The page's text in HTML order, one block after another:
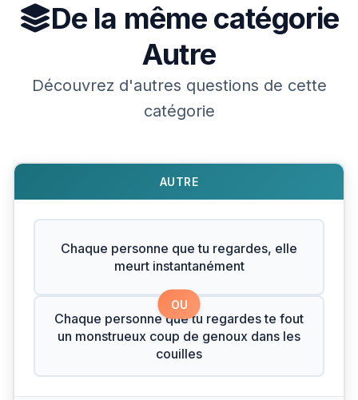
De la même catégorie
Autre
Découvrez d'autres questions de cette
catégorie
AUTRE
Chaque personne que tu regardes, elle
meurt instantanément
OU
Chaque personne que tu regardes te fout
un monstrueux coup de genoux dans les
couilles